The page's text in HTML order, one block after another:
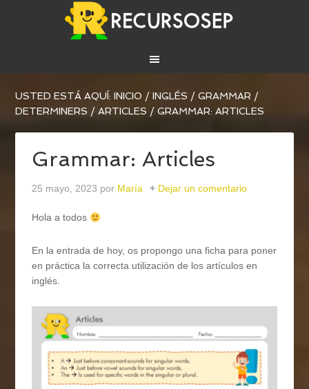
USTED ESTÁ AQUÍ:INICIO / INGLÉS / GRAMMAR /
DETERMINERS / ARTICLES / GRAMMAR: ARTICLES
Grammar: Articles
25 mayo, 2023 por María Dejar un comentario
Hola a todos
En la entrada de hoy, os propongo una ficha para poner
en práctica la correcta utilización de los artículos en
inglés.